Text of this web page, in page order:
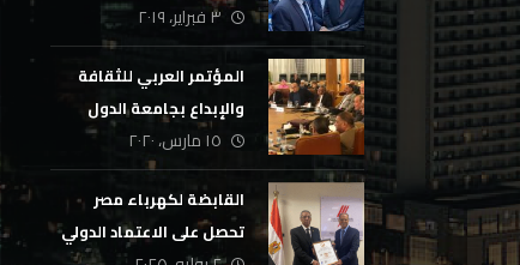
٣ فبراير، ٢٠١٩
المؤتمر العربي للثقافة
والإبداع بجامعة الدول
العربية
١٥ مارس، ٢٠٢٠
القابضة لكهرباء مصر
تحصل على الاعتماد الدولي